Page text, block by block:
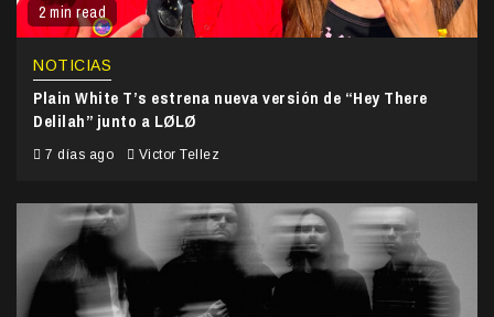
2 min read
NOTICIAS
Plain White T’s estrena nueva versión de “Hey There
Delilah” junto a LØLØ
7 días ago Victor Tellez